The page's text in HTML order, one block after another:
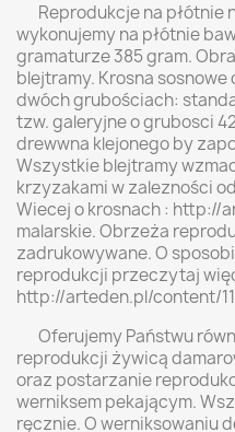
Reprodukcje na płótnie
wykonujemy na płótnie
gramaturze 385 gram.
blejtramy. Krosna
dwóch grubościach:
tzw. galeryjne o grubosci
drewwna klejonego by
Wszystkie blejtramy
krzyzakami w zalezności
Wiecej o krosnach : http://
malarskie. Obrzeża
zadrukowywane. O
reprodukcji przeczytaj
http://arteden.pl/content/
Oferujemy Państwu
reprodukcji żywicą
oraz postarzanie
werniksem pekającym.
ręcznie. O werniksowaniu